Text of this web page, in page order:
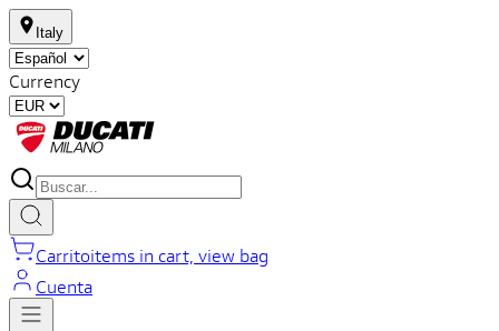
Italy
Currency
Carritoitems in cart, view bag
Cuenta